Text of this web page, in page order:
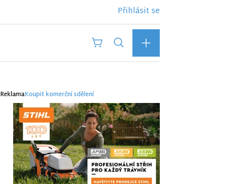
Přihlásit se
ReklamaKoupit komerční sdělení